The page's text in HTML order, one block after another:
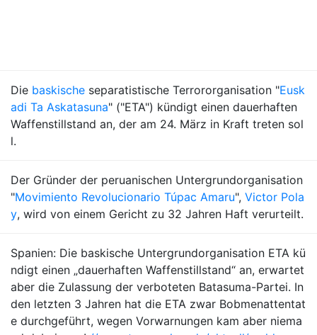
Die baskische separatistische Terrororganisation "Eusk
adi Ta Askatasuna" ("ETA") kündigt einen dauerhaften
Waffenstillstand an, der am 24. März in Kraft treten sol
l.
Der Gründer der peruanischen Untergrundorganisation
"Movimiento Revolucionario Túpac Amaru", Victor Pola
y, wird von einem Gericht zu 32 Jahren Haft verurteilt.
Spanien: Die baskische Untergrundorganisation ETA kü
ndigt einen „dauerhaften Waffenstillstand“ an, erwartet
aber die Zulassung der verboteten Batasuma-Partei. In
den letzten 3 Jahren hat die ETA zwar Bobmenattentat
e durchgeführt, wegen Vorwarnungen kam aber niema